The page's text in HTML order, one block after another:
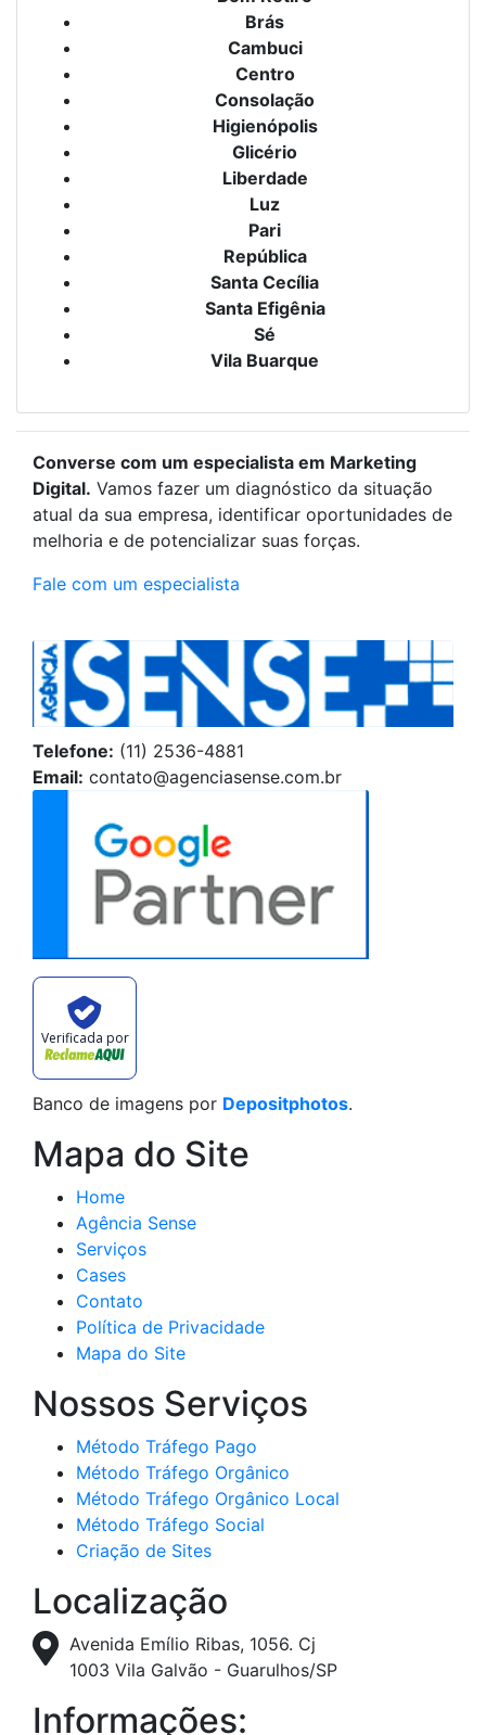
Brás
Cambuci
Centro
Consolação
Higienópolis
Glicério
Liberdade
Luz
Pari
República
Santa Cecília
Santa Efigênia
Sé
Vila Buarque
Converse com um especialista em Marketing
Digital. Vamos fazer um diagnóstico da situação
atual da sua empresa, identificar oportunidades de
melhoria e de potencializar suas forças.
Fale com um especialista
Telefone: (11) 2536-4881
Email: contato@agenciasense.com.br
Verificada por
Banco de imagens por Depositphotos.
Mapa do Site
Home
Agência Sense
Serviços
Cases
Contato
Política de Privacidade
Mapa do Site
Nossos Serviços
Método Tráfego Pago
Método Tráfego Orgânico
Método Tráfego Orgânico Local
Método Tráfego Social
Criação de Sites
Localização
Avenida Emílio Ribas, 1056. Cj
1003 Vila Galvão - Guarulhos/SP
Informações: